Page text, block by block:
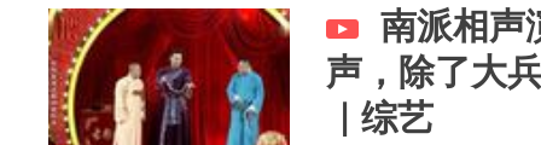
南派相声
声，除了大
｜综艺